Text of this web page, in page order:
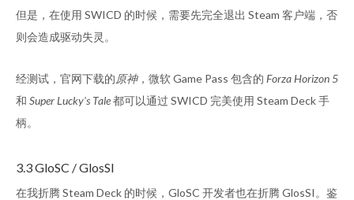
但是，在使用 SWICD 的时候，需要先完全退出 Steam 客户端，否
则会造成驱动失灵。
经测试，官网下载的原神，微软 Game Pass 包含的 Forza Horizon 5
和 Super Lucky's Tale都可以通过 SWICD 完美使用 Steam Deck 手
柄。
3.3 GloSC / GlosSI
在我折腾 Steam Deck 的时候，GloSC 开发者也在折腾 GlosSI。鉴